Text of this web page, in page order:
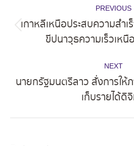
navigation
PREVIOUS
post:
เกาหลีเหนือประสบความสำ
ขีปนาวุธความเร็วเหนื
NEXT
Next
post:
นายกรัฐมนตรีลาว สั่งการให้
เก็บรายได้ดิ